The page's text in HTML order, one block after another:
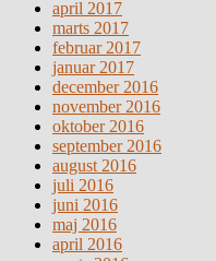
april 2017
marts 2017
februar 2017
januar 2017
december 2016
november 2016
oktober 2016
september 2016
august 2016
juli 2016
juni 2016
maj 2016
april 2016